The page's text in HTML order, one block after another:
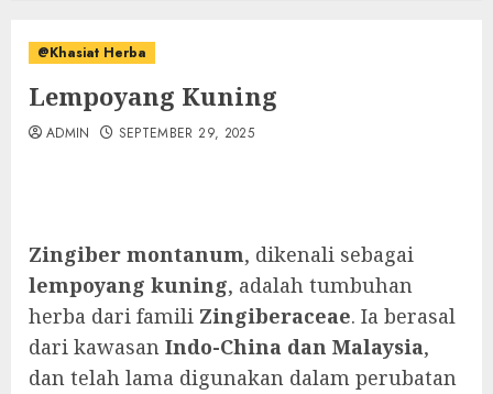
@Khasiat Herba
Lempoyang Kuning
ADMIN SEPTEMBER 29, 2025
Zingiber montanum, dikenali sebagai
lempoyang kuning, adalah tumbuhan
herba dari famili Zingiberaceae. Ia berasal
dari kawasan Indo-China dan Malaysia,
dan telah lama digunakan dalam perubatan